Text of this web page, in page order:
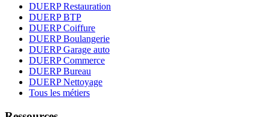
DUERP Restauration
DUERP BTP
DUERP Coiffure
DUERP Boulangerie
DUERP Garage auto
DUERP Commerce
DUERP Bureau
DUERP Nettoyage
Tous les métiers